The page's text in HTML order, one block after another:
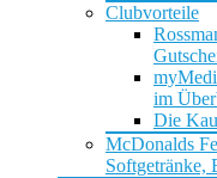
Clubvorteile
im
Die
McDonalds
Softgetränke,